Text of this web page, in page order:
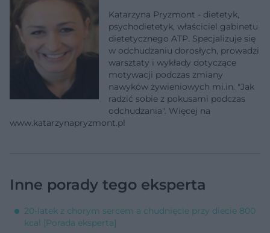
Katarzyna Pryzmont - dietetyk,
psychodietetyk, właściciel gabinetu
dietetycznego ATP. Specjalizuje się
w odchudzaniu dorosłych, prowadzi
warsztaty i wykłady dotyczące
motywacji podczas zmiany
nawyków żywieniowych mi.in. "Jak
radzić sobie z pokusami podczas
odchudzania". Więcej na
www.katarzynapryzmont.pl
Inne porady tego eksperta
20-latek z chorym sercem a chudnięcie przy diecie 800
kcal [Porada eksperta]